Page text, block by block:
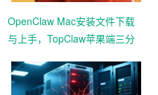
OpenClaw Mac安装文件下载
与上手，TopClaw苹果端三分